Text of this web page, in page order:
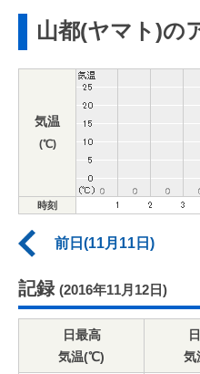
山都(ヤマト)の
気温
(℃)
時刻
前日(11月11日)
記録 (2016年11月12日)
日最高
気温(℃)